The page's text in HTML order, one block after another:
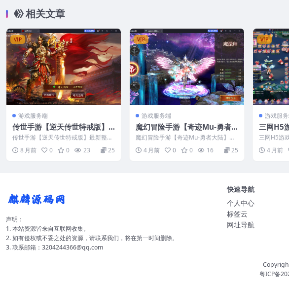
相关文章
VIP
游戏服务端
传世手游【逆天传世特戒版】
最新整理CentOS手工服务端
+安卓+GM授权后台+视频教程
传世手游【逆天传世特戒版】最新整理
CentOS手工服务端+安卓+GM授权后台
+视...8 月前 0 0 23 25
VIP
游戏服务端
魔幻冒险手游【奇迹Mu-勇者
大陆】最新整理Ubuntu服务端
+安卓苹果双端+CDK授权后台
+源码+视频教程
魔幻冒险手游【奇迹Mu-勇者大陆】最
新整理Ubuntu服务端+安卓苹果双端+C
D...4 月前 0 0 16 25
VIP
游戏服
三网H5
内购跨
ntOS手
M授权
三网H5游
服修复版
端+运...
4 月前
声明：
1. 本站资源皆来自互联网收集。
2. 如有侵权或不妥之处的资源，请联系我们，将在第一时间删除。
3. 联系邮箱：3204244366@qq.com
快速导航
个人中心
标签云
网址导航
粤ICP备